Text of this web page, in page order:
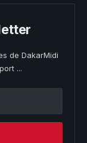
de DakarMidi
...